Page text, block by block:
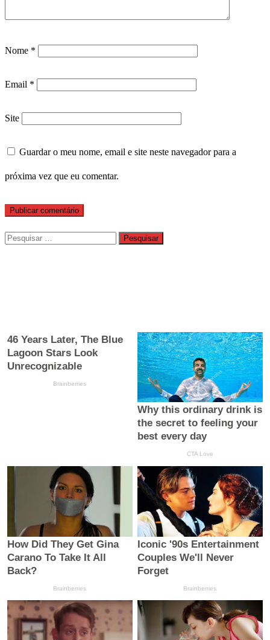
Nome *
Email *
Site
Guardar o meu nome, email e site neste navegador para a
próxima vez que eu comentar.
Pesquisar
por: